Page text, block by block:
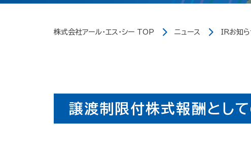
株式会社アール・エス・シー TOP ニュース IRお知ら
譲渡制限付株式報酬とし